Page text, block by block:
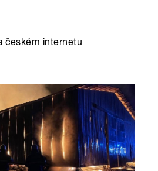
českém internetu